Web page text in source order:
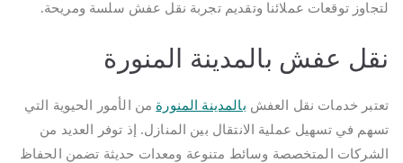
لتجاوز توقعات عملائنا وتقديم تجربة نقل عفش سلسة ومريحة.
نقل عفش بالمدينة المنورة
تعتبر خدمات نقل العفش بالمدينة المنورة من الأمور الحيوية التي
تسهم في تسهيل عملية الانتقال بين المنازل. إذ توفر العديد من
الشركات المتخصصة وسائط متنوعة ومعدات حديثة تضمن الحفاظ